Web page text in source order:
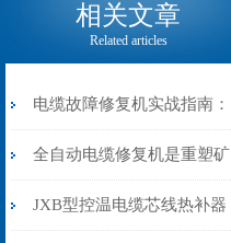
相关文章
Related articles
电缆故障修复机实战指南：
从“盲测”到“精确定点”的三
步作业法
全自动电缆修复机是重塑矿
山电力动脉的“智能外科医
JXB型控温电缆芯线热补器